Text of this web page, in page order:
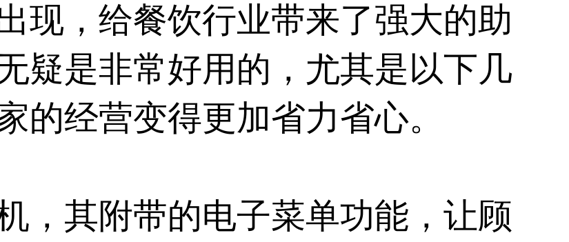
现，给餐饮行业带来了强大的助
疑是非常好用的，尤其是以下几
的经营变得更加省力省心。
，其附带的电子菜单功能，让顾